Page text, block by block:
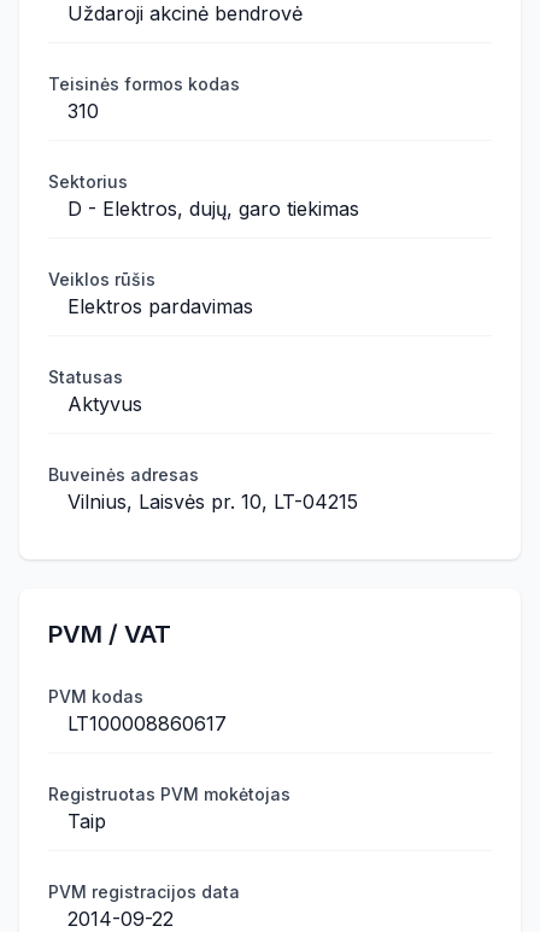
Uždaroji akcinė bendrovė
Teisinės formos kodas
310
Sektorius
D - Elektros, dujų, garo tiekimas
Veiklos rūšis
Elektros pardavimas
Statusas
Aktyvus
Buveinės adresas
Vilnius, Laisvės pr. 10, LT-04215
PVM / VAT
PVM kodas
LT100008860617
Registruotas PVM mokėtojas
Taip
PVM registracijos data
2014-09-22